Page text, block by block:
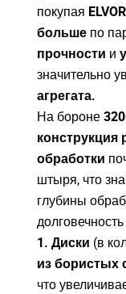
покупая
больше по
прочности и
значительно
агрегата.
На бороне
конструкция
обработки
штыря, что
глубины
1. Диски (в
из бористых
что